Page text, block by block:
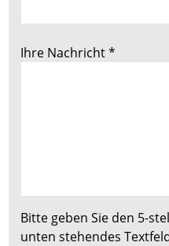
Ihre Nachricht*
Bitte geben Sie den 5-
unten stehendes